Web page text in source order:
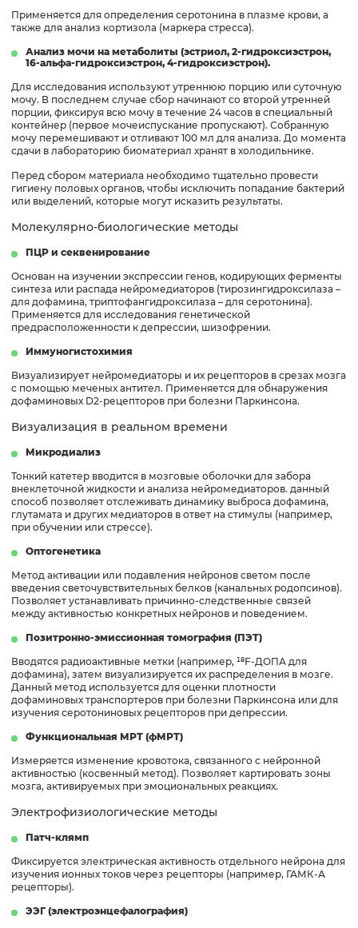
Применяется для определения серотонина в плазме крови, а
также для анализ кортизола (маркера стресса).
Анализ мочи на метаболиты (эстриол, 2-гидроксиэстрон,
16-альфа-гидроксиэстрон, 4-гидроксиэстрон).
Для исследования используют утреннюю порцию или суточную
мочу. В последнем случае сбор начинают со второй утренней
порции, фиксируя всю мочу в течение 24 часов в специальный
контейнер (первое мочеиспускание пропускают). Собранную
мочу перемешивают и отливают 100 мл для анализа. До момента
сдачи в лабораторию биоматериал хранят в холодильнике.
Перед сбором материала необходимо тщательно провести
гигиену половых органов, чтобы исключить попадание бактерий
или выделений, которые могут исказить результаты.
Молекулярно-биологические методы
ПЦР и секвенирование
Основан на изучении экспрессии генов, кодирующих ферменты
синтеза или распада нейромедиаторов (тирозингидроксилаза –
для дофамина, триптофангидроксилаза – для серотонина).
Применяется для исследования генетической
предрасположенности к депрессии, шизофрении.
Иммуногистохимия
Визуализирует нейромедиаторы и их рецепторов в срезах мозга
с помощью меченых антител. Применяется для обнаружения
дофаминовых D2-рецепторов при болезни Паркинсона.
Визуализация в реальном времени
Микродиализ
Тонкий катетер вводится в мозговые оболочки для забора
внеклеточной жидкости и анализа нейромедиаторов. данный
способ позволяет отслеживать динамику выброса дофамина,
глутамата и других медиаторов в ответ на стимулы (например,
при обучении или стрессе).
Оптогенетика
Метод активации или подавления нейронов светом после
введения светочувствительных белков (канальных родопсинов).
Позволяет устанавливать причинно-следственные связей
между активностью конкретных нейронов и поведением.
Позитронно-эмиссионная томография (ПЭТ)
Вводятся радиоактивные метки (например, ¹⁸F-ДОПА для
дофамина), затем визуализируется их распределения в мозге.
Данный метод используется для оценки плотности
дофаминовых транспортеров при болезни Паркинсона или для
изучения серотониновых рецепторов при депрессии.
Функциональная МРТ (фМРТ)
Измеряется изменение кровотока, связанного с нейронной
активностью (косвенный метод). Позволяет картировать зоны
мозга, активируемых при эмоциональных реакциях.
Электрофизиологические методы
Патч-клямп
Фиксируется электрическая активность отдельного нейрона для
изучения ионных токов через рецепторы (например, ГАМК-А
рецепторы).
ЭЭГ (электроэнцефалография)